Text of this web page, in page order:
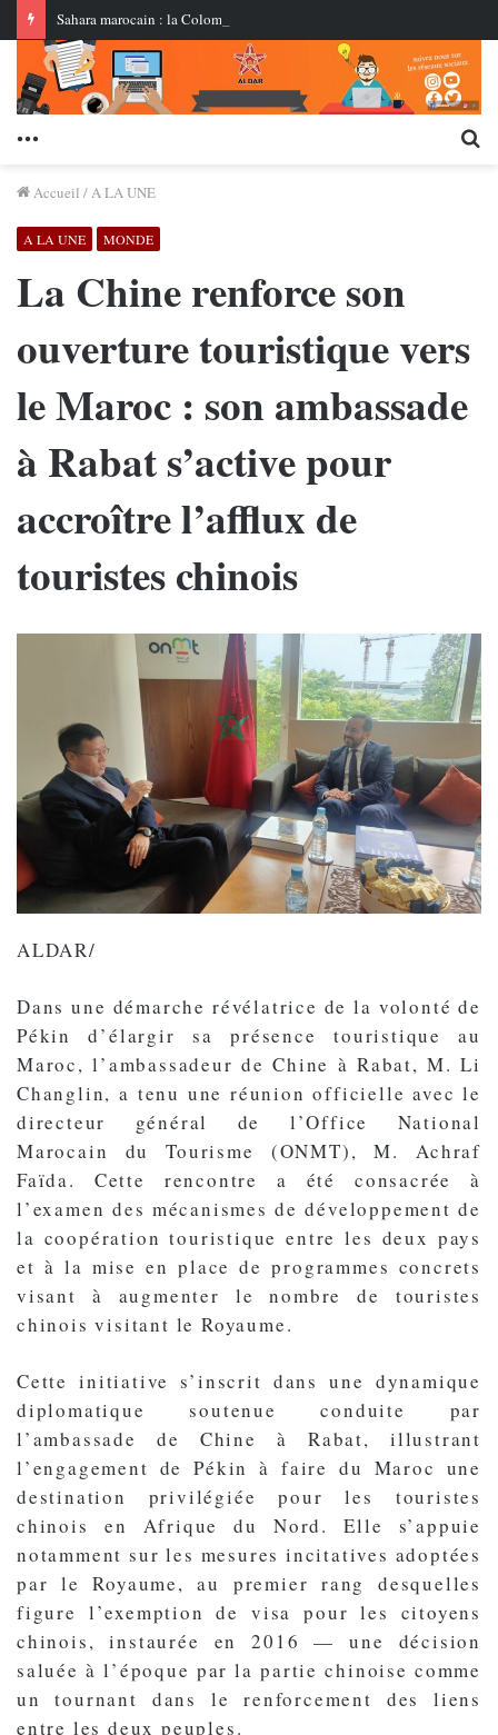
Accueil /A LA UNE
A LA UNE MONDE
La Chine renforce son
ouverture touristique vers
le Maroc : son ambassade
à Rabat s’active pour
accroître l’afflux de
touristes chinois
ALDAR/
Dans une démarche révélatrice de la volonté de
Pékin d’élargir sa présence touristique au
Maroc, l’ambassadeur de Chine à Rabat, M. Li
Changlin, a tenu une réunion officielle avec le
directeur général de l’Office National
Marocain du Tourisme (ONMT), M. Achraf
Faïda. Cette rencontre a été consacrée à
l’examen des mécanismes de développement de
la coopération touristique entre les deux pays
et à la mise en place de programmes concrets
visant à augmenter le nombre de touristes
chinois visitant le Royaume.
Cette initiative s’inscrit dans une dynamique
diplomatique soutenue conduite par
l’ambassade de Chine à Rabat, illustrant
l’engagement de Pékin à faire du Maroc une
destination privilégiée pour les touristes
chinois en Afrique du Nord. Elle s’appuie
notamment sur les mesures incitatives adoptées
par le Royaume, au premier rang desquelles
figure l’exemption de visa pour les citoyens
chinois, instaurée en 2016 — une décision
saluée à l’époque par la partie chinoise comme
un tournant dans le renforcement des liens
entre les deux peuples.